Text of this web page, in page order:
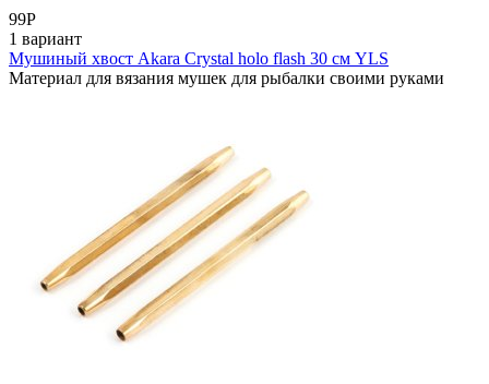
99Р
1 вариант
Мушиный хвост Akara Crystal holo flash 30 см YLS
Материал для вязания мушек для рыбалки своими руками